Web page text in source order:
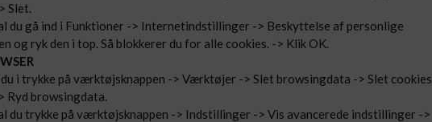
Slet.
du gå ind i Funktioner -> Internetindstillinger -> Beskyttelse af personlige
og ryk den i top. Så blokkerer du for alle cookies. -> Klik OK.
i trykke på værktøjsknappen -> Værktøjer -> Slet browsingdata -> Slet cookies
Ryd browsingdata.
du trykke på værktøjsknappen -> Indstillinger -> Vis avancerede indstillinger ->